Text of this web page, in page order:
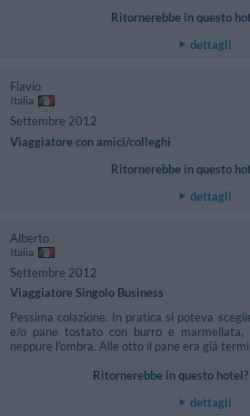
Ritornerebbe in questo
dettagli
Flavio
Italia
Settembre 2012
Viaggiatore con amici/colleghi
Ritornerebbe in questo
dettagli
Alberto
Italia
Settembre 2012
Viaggiatore Singolo Business
Pessima colazione. In pratica si poteva
e/o pane tostato con burro e
neppure l'ombra. Alle otto il pane era già
Ritornerebbe in questo hotel?
dettagli